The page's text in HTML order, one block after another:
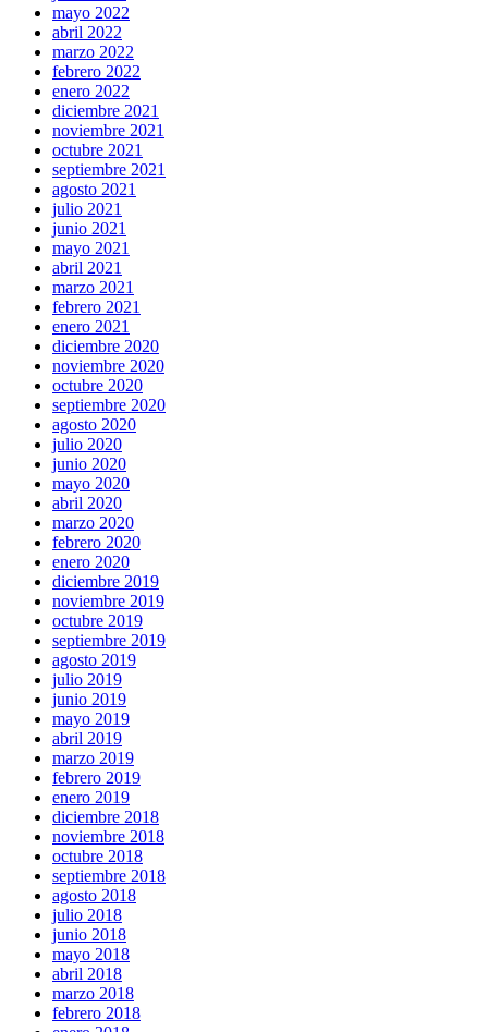
mayo 2022
abril 2022
marzo 2022
febrero 2022
enero 2022
diciembre 2021
noviembre 2021
octubre 2021
septiembre 2021
agosto 2021
julio 2021
junio 2021
mayo 2021
abril 2021
marzo 2021
febrero 2021
enero 2021
diciembre 2020
noviembre 2020
octubre 2020
septiembre 2020
agosto 2020
julio 2020
junio 2020
mayo 2020
abril 2020
marzo 2020
febrero 2020
enero 2020
diciembre 2019
noviembre 2019
octubre 2019
septiembre 2019
agosto 2019
julio 2019
junio 2019
mayo 2019
abril 2019
marzo 2019
febrero 2019
enero 2019
diciembre 2018
noviembre 2018
octubre 2018
septiembre 2018
agosto 2018
julio 2018
junio 2018
mayo 2018
abril 2018
marzo 2018
febrero 2018